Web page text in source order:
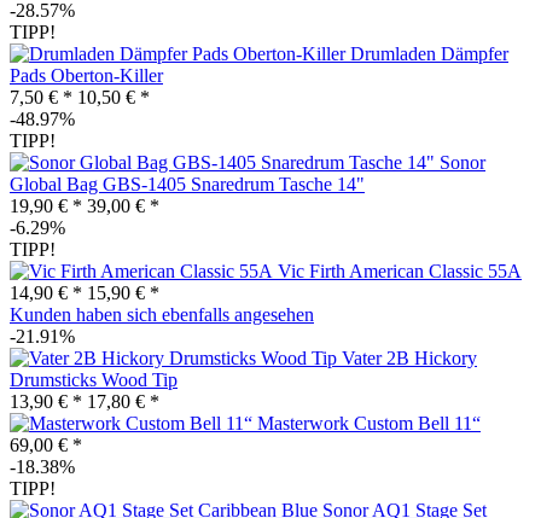
-28.57%
TIPP!
Drumladen Dämpfer
Pads Oberton-Killer
7,50 € * 10,50 € *
-48.97%
TIPP!
Sonor
Global Bag GBS-1405 Snaredrum Tasche 14"
19,90 € * 39,00 € *
-6.29%
TIPP!
Vic Firth American Classic 55A
14,90 € * 15,90 € *
Kunden haben sich ebenfalls angesehen
-21.91%
Vater 2B Hickory
Drumsticks Wood Tip
13,90 € * 17,80 € *
Masterwork Custom Bell 11“
69,00 € *
-18.38%
TIPP!
Sonor AQ1 Stage Set